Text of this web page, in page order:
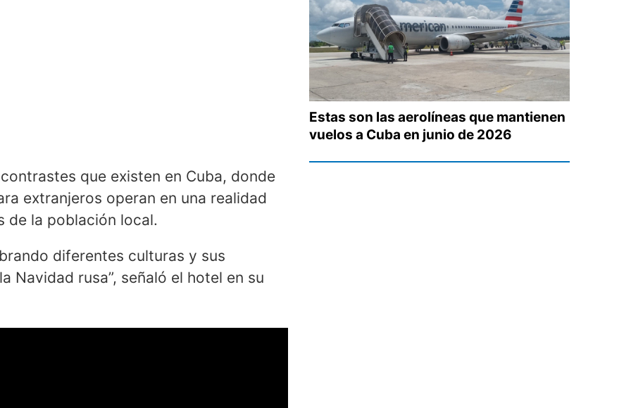
que existen en Cuba, donde
extranjeros operan en una realidad
de la población local.
diferentes culturas y sus
Navidad rusa”, señaló el hotel en su
Estas son las aerolíneas que mantienen
vuelos a Cuba en junio de 2026